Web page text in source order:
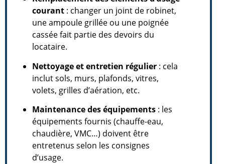
courant : changer un joint de robinet,
une ampoule grillée ou une poignée
cassée fait partie des devoirs du
locataire.
Nettoyage et entretien régulier : cela
inclut sols, murs, plafonds, vitres,
volets, grilles d’aération, etc.
Maintenance des équipements : les
équipements fournis (chauffe-eau,
chaudière, VMC…) doivent être
entretenus selon les consignes
d’usage.